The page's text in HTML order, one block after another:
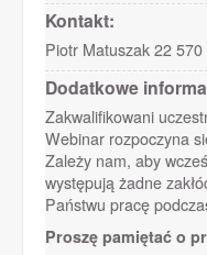
Kontakt:
Piotr Matuszak 22
Dodatkowe
Zakwalifikowani
Webinar rozpoczyna
Zależy nam, aby
występują żadne
Państwu pracę
Proszę pamiętać o